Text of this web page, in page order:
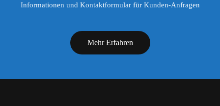
Informationen und Kontaktformular für Kunden-Anfragen
Mehr Erfahren